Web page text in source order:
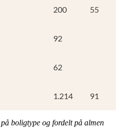
200 55
92
62
1.214 91
boligtype og fordelt på almen